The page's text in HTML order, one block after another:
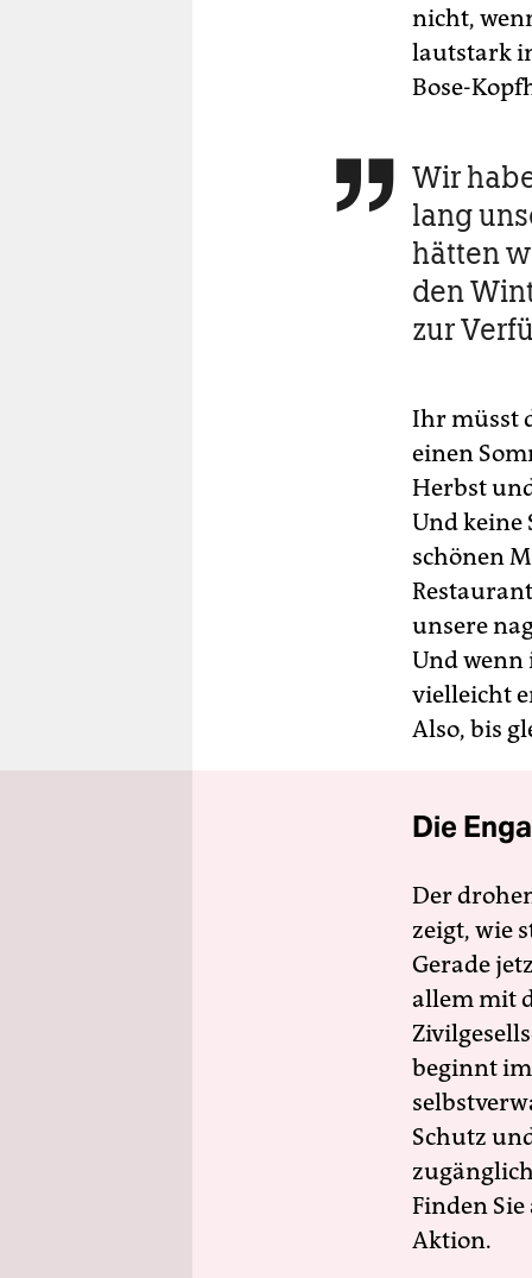
nicht,
lautstark
Bose-
 Wir
lang
hätten
den
zur
Ihr müsst
einen
Herbst
Und keine
schönen
unsere
Und
vielleicht
Also, bis
Die
Der
zeigt, wie
Gerade
allem mit
beginnt
Schutz
Finden
Aktion.